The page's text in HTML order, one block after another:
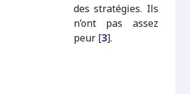
des stratégies. Ils
n’ont pas assez
peur [3].